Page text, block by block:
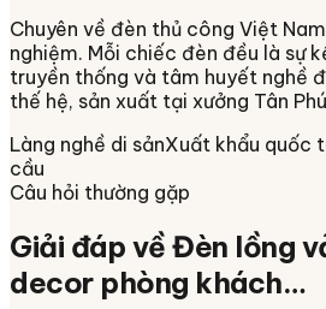
Chuyên về đèn thủ công Việt Nam
nghiệm. Mỗi chiếc đèn đều là sự
truyền thống và tâm huyết nghề
thế hệ, sản xuất tại xưởng Tân
Làng nghề di sảnXuất khẩu quốc
cầu
Câu hỏi thường gặp
Giải đáp vềĐèn lồng
decor phòng khách…